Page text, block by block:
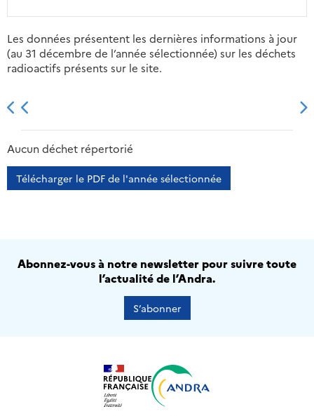
Les données présentent les dernières informations à jour
(au 31 décembre de l’année sélectionnée) sur les déchets
radioactifs présents sur le site.
2013 2014
Aucun déchet répertorié
Télécharger le PDF de l'année sélectionnée
Abonnez-vous à notre newsletter pour suivre toute
l’actualité de l’Andra.
S’abonner